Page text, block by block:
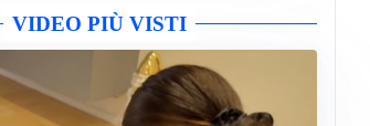
VIDEO PIÙ VISTI